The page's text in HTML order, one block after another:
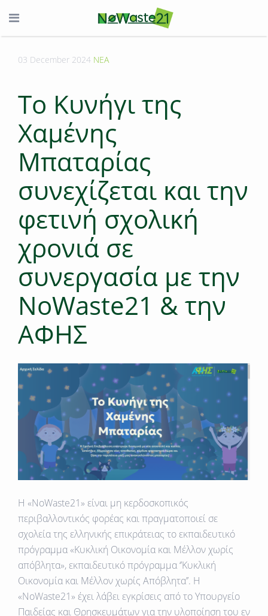
03 December 2024 ΝΕΑ
Το Κυνήγι της
Xαμένης
Mπαταρίας
συνεχίζεται και την
φετινή σχολική
χρονιά σε
συνεργασία με την
NoWaste21 & την
ΑΦΗΣ
Η «NoWaste21» είναι μη κερδοσκοπικός
περιβαλλοντικός φορέας και πραγματοποιεί σε
σχολεία της ελληνικής επικράτειας το εκπαιδευτικό
πρόγραμμα «Κυκλική Οικονομία και Μέλλον χωρίς
απόβλητα», εκπαιδευτικό πρόγραμμα ‘’Κυκλική
Οικονομία και Μέλλον χωρίς Απόβλητα’’. H
«NoWaste21» έχει λάβει εγκρίσεις από το Υπουργείο
Παιδείας και Θρησκευμάτων για την υλοποίηση του εν